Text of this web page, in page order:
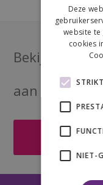
Bekijk onze
aan voor een
Deze
website te
cookies
NIET-